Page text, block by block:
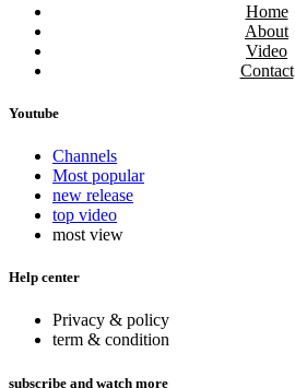
Home
About
Video
Contact
Youtube
Channels
Most popular
new release
top video
most view
Help center
Privacy & policy
term & condition
subscribe and watch more